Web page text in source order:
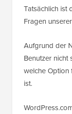
Tatsächlich ist
Fragen
Aufgrund der
Benutzer nicht
welche Option
ist.